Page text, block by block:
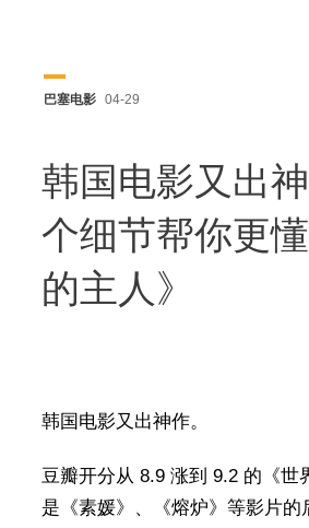
巴塞电影 04-29
韩国电影又出
个细节帮你更
的主人》
韩国电影又出神作。
豆瓣开分从 8.9 涨到 9.2 的《世
是《素媛》、《熔炉》等影片的